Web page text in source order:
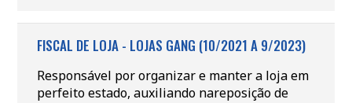
FISCAL DE LOJA - LOJAS GANG (10/2021 A 9/2023)
Responsável por organizar e manter a loja em
perfeito estado, auxiliando nareposição de